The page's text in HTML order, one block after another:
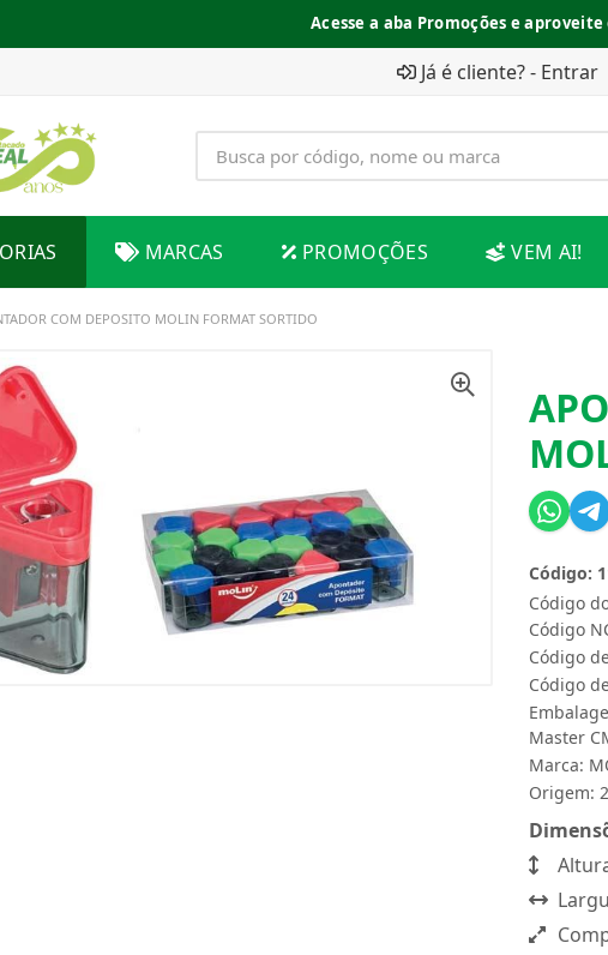
Acesse a aba Promoções e
Já é cliente? - Entrar
MARCAS PROMOÇÕES VEM AI!
COM DEPOSITO MOLIN FORMAT SORTIDO
Código
Código:
Código
Código
Código
Master
Marca:
Origem: